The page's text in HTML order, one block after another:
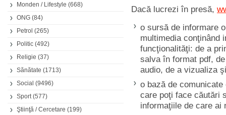
Monden / Lifestyle (668)
ONG (84)
Petrol (265)
Politic (492)
Religie (37)
Sănătate (1713)
Social (9496)
Sport(577)
Ştiinţă / Cercetare (199)
Dacă lucrezi în presă,
o sursă de informare
multimedia conţinând
funcţionalităţi: de a
salva în format pdf,
audio, de a vizualiza
o bază de
care poţi face căutări
informaţiile de care ai